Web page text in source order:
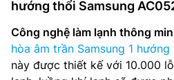
hướng thổi Samsung
Công nghệ làm lạnh thông
hòa âm trần Samsung 1 hướng
này được thiết kế với 10.000